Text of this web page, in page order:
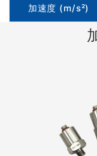
加速度 (m/s²)